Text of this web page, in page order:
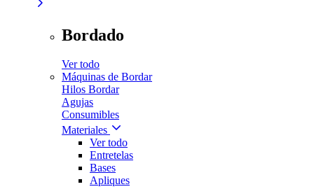
Bordado
Ver todo
Máquinas de Bordar
Hilos Bordar
Agujas
Consumibles
Materiales
Ver todo
Entretelas
Bases
Apliques